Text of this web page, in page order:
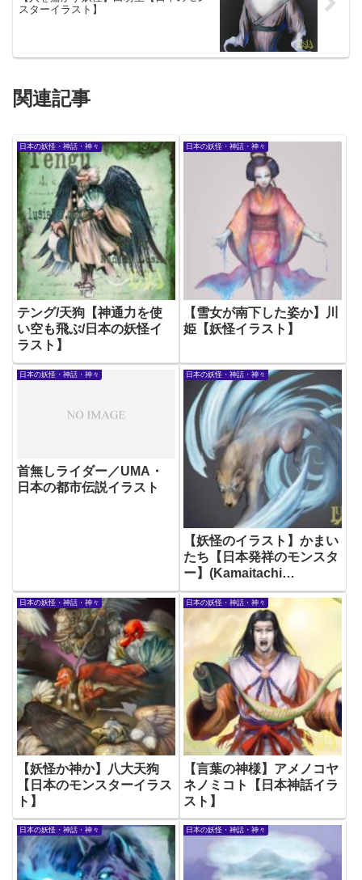
スターイラスト】
関連記事
日本の妖怪・神話・神々
テング/天狗【神通力を使
い空も飛ぶ/日本の妖怪イ
ラスト】
日本の妖怪・神話・神々
【雪女が南下した姿か】川
姫【妖怪イラスト】
日本の妖怪・神話・神々
首無しライダー／UMA・
日本の都市伝説イラスト
日本の妖怪・神話・神々
【妖怪のイラスト】かまい
たち【日本発祥のモンスタ
ー】(Kamaitachi
Japanese Yokai)
日本の妖怪・神話・神々
【妖怪か神か】八大天狗
【日本のモンスターイラス
ト】
日本の妖怪・神話・神々
【言葉の神様】アメノコヤ
ネノミコト【日本神話イラ
スト】
日本の妖怪・神話・神々 日本の妖怪・神話・神々